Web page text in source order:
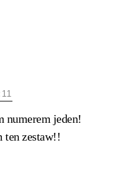
numerem jeden!
zestaw!!